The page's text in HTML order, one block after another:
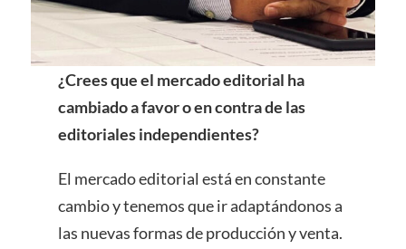
¿Crees que el mercado editorial ha
cambiado a favor o en contra de las
editoriales independientes?
El mercado editorial está en constante
cambio y tenemos que ir adaptándonos a
las nuevas formas de producción y venta.